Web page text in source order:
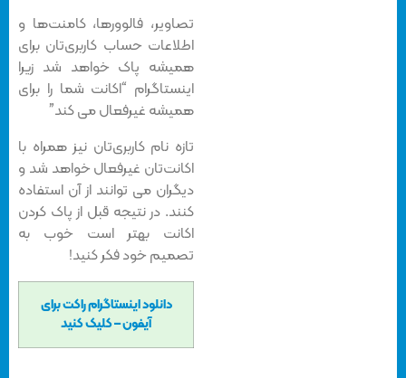
تصاویر، فالوورها، کامنت‌ها و
اطلاعات حساب کاربری‌تان برای
همیشه پاک خواهد شد زیرا
اینستاگرام “اکانت شما را برای
همیشه غیرفعال می کند”
تازه نام کاربری‌تان نیز همراه با
اکانت‌تان غیرفعال خواهد شد و
دیگران می توانند از آن استفاده
کنند. در نتیجه قبل از پاک کردن
اکانت بهتر است خوب به
تصمیم خود فکر کنید!
دانلود اینستاگرام راکت برای
آیفون – کلیک کنید